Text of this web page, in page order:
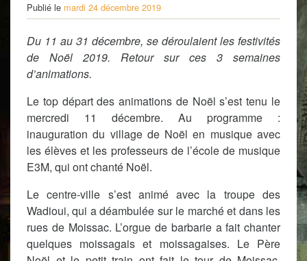
Publié le mardi 24 décembre 2019
Du 11 au 31 décembre, se déroulaient les festivités
de Noël 2019. Retour sur ces 3 semaines
d’animations.
Le top départ des animations de Noël s’est tenu le
mercredi 11 décembre. Au programme :
inauguration du village de Noël en musique avec
les élèves et les professeurs de l’école de musique
E3M, qui ont chanté Noël.
Le centre-ville s’est animé avec la troupe des
Wadioui, qui a déambulée sur le marché et dans les
rues de Moissac. L’orgue de barbarie a fait chanter
quelques moissagais et moissagaises. Le Père